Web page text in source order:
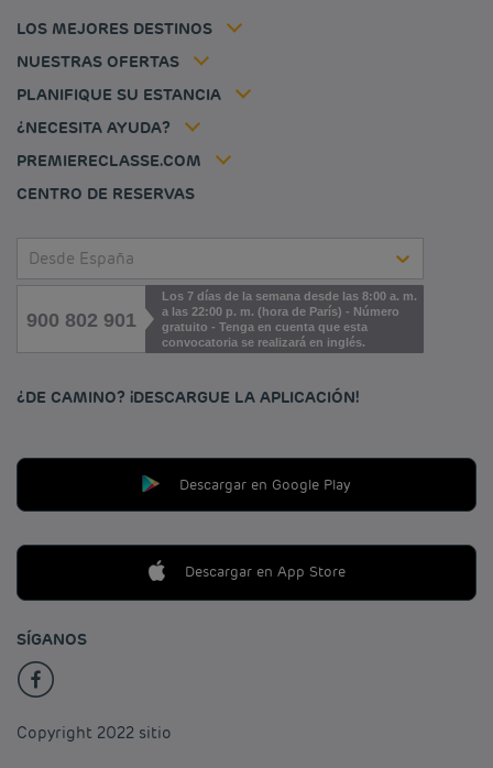
LOS MEJORES DESTINOS
NUESTRAS OFERTAS
Tarifa del miembro
PLANIFIQUE SU ESTANCIA
Mi reserva
Politique animaux de compagnie
¿NECESITA AYUDA?
PREMIERECLASSE.COM
Tax policy
Empleo
Jin Jiang International
CENTRO DE RESERVAS
Desde España
900 802 901
Los 7 días de la semana desde las 8:00 a. m.
a las 22:00 p. m. (hora de París) - Número
gratuito - Tenga en cuenta que esta
convocatoria se realizará en inglés.
¿DE CAMINO? ¡DESCARGUE LA APLICACIÓN!
Descargar en Google Play
Descargar en App Store
SÍGANOS
Copyright 2022 sitio